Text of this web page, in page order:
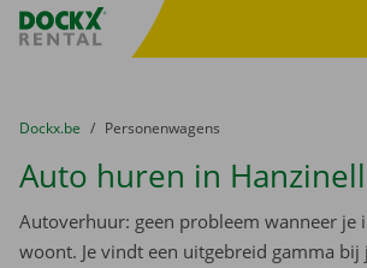
Fratello DEMO
U bevindt zich hier:
van
Dockx.be naar
Personenwagens
Auto huren in
Autoverhuur: geen probleem wanneer je
woont. Je vindt een uitgebreid gamma